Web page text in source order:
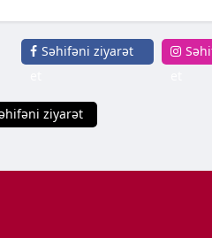
Səhifəni ziyarət
ziyarət